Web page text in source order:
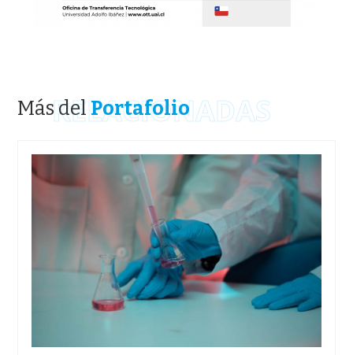
RELACIONADAS
Más del Portafolio